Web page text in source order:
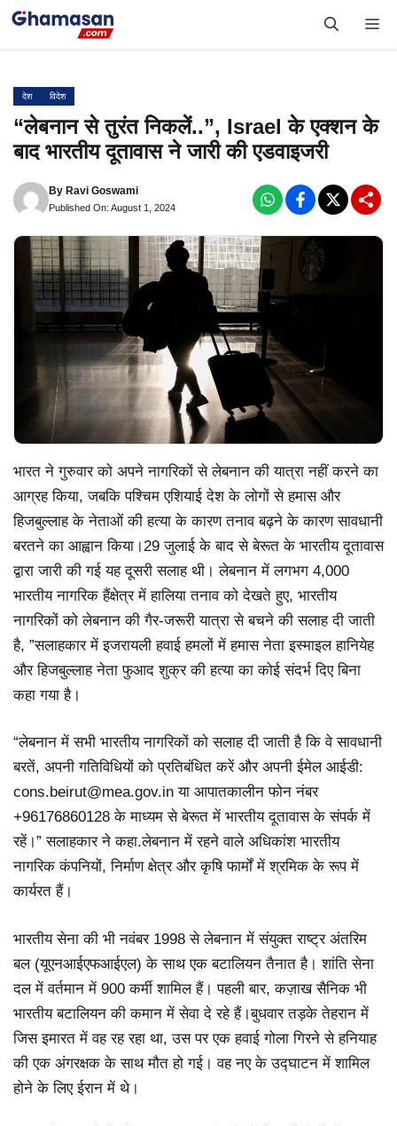
Skip
देश विदेश
“लेबनान से तुरंत निकलें..”, Israel के एक्शन के
बाद भारतीय दूतावास ने जारी की एडवाइजरी
By Ravi Goswami
Published On: August 1, 2024
भारत ने गुरुवार को अपने नागरिकों से लेबनान की यात्रा नहीं करने का
आग्रह किया, जबकि पश्चिम एशियाई देश के लोगों से हमास और
हिजबुल्लाह के नेताओं की हत्या के कारण तनाव बढ़ने के कारण सावधानी
बरतने का आह्वान किया।29 जुलाई के बाद से बेरूत के भारतीय दूतावास
द्वारा जारी की गई यह दूसरी सलाह थी। लेबनान में लगभग 4,000
भारतीय नागरिक हैंक्षेत्र में हालिया तनाव को देखते हुए, भारतीय
नागरिकों को लेबनान की गैर-जरूरी यात्रा से बचने की सलाह दी जाती
है, ”सलाहकार में इजरायली हवाई हमलों में हमास नेता इस्माइल हानियेह
और हिजबुल्लाह नेता फुआद शुक्र की हत्या का कोई संदर्भ दिए बिना
कहा गया है।
“लेबनान में सभी भारतीय नागरिकों को सलाह दी जाती है कि वे सावधानी
बरतें, अपनी गतिविधियों को प्रतिबंधित करें और अपनी ईमेल आईडी:
cons.beirut@mea.gov.in या आपातकालीन फोन नंबर
+96176860128 के माध्यम से बेरूत में भारतीय दूतावास के संपर्क में
रहें।” सलाहकार ने कहा.लेबनान में रहने वाले अधिकांश भारतीय
नागरिक कंपनियों, निर्माण क्षेत्र और कृषि फार्मों में श्रमिक के रूप में
कार्यरत हैं।
भारतीय सेना की भी नवंबर 1998 से लेबनान में संयुक्त राष्ट्र अंतरिम
बल (यूएनआईएफआईएल) के साथ एक बटालियन तैनात है। शांति सेना
दल में वर्तमान में 900 कर्मी शामिल हैं। पहली बार, कज़ाख सैनिक भी
भारतीय बटालियन की कमान में सेवा दे रहे हैं।बुधवार तड़के तेहरान में
जिस इमारत में वह रह रहा था, उस पर एक हवाई गोला गिरने से हनियाह
की एक अंगरक्षक के साथ मौत हो गई। वह नए के उद्घाटन में शामिल
होने के लिए ईरान में थे।